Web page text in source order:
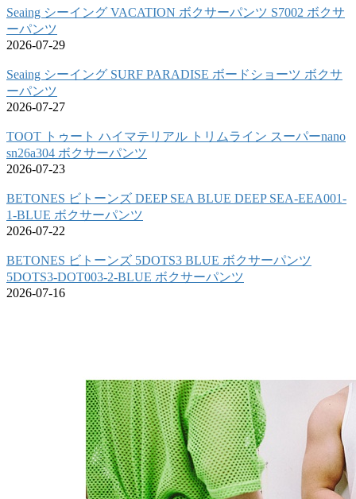
Seaing シーイング VACATION ボクサーパンツ S7002 ボクサ
ーパンツ
2026-07-29
Seaing シーイング SURF PARADISE ボードショーツ ボクサ
ーパンツ
2026-07-27
TOOT トゥート ハイマテリアル トリムライン スーパーnano
sn26a304 ボクサーパンツ
2026-07-23
BETONES ビトーンズ DEEP SEA BLUE DEEP SEA-EEA001-
1-BLUE ボクサーパンツ
2026-07-22
BETONES ビトーンズ 5DOTS3 BLUE ボクサーパンツ
5DOTS3-DOT003-2-BLUE ボクサーパンツ
2026-07-16